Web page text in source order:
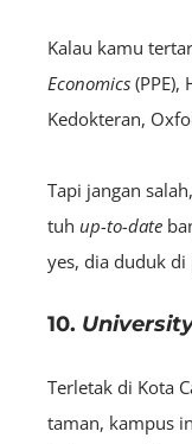
Kalau kamu
Economics (PPE),
Kedokteran,
Tapi jangan
tuh up-to-date
yes, dia duduk di
10.
Terletak di Kota
taman, kampus